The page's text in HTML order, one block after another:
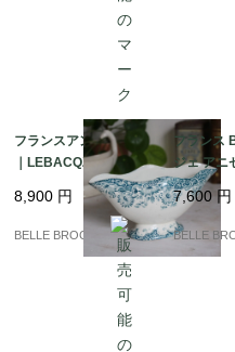
フランスアンティーク
｜LEBACQZ & BOUC
HART “LUCERNE” ソ
ースボート / サンタマ
ン / 19世紀末｜フラン
ス発送（到着まで2-3週
8,900 円
BELLE BROCANTE
フランス Berger ベル
ジェ アニ
ェ カンガ
ージ
ンス発送
週間）
7,600円
BELLE